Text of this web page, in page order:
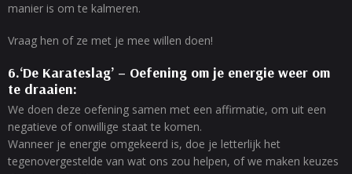
manier is om te kalmeren.
Vraag hen of ze met je mee willen doen!
6.‘De Karateslag’ – Oefening om je energie weer om
te draaien:
We doen deze oefening samen met een affirmatie, om uit een
negatieve of onwillige staat te komen.
Wanneer je energie omgekeerd is, doe je letterlijk het
tegenovergestelde van wat ons zou helpen, of we maken keuzes